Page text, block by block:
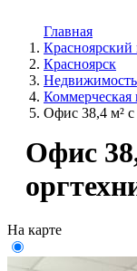
Главная
Красноярский
Красноярск
Недвижимость
Офис 38,4 м²
Офис
На карте